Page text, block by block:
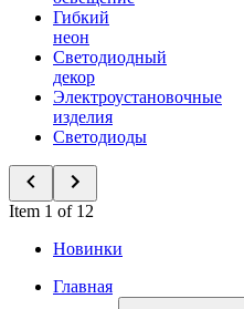
Гибкий
неон
Светодиодный
декор
Электроустановочные
изделия
Светодиоды
Item 1 of 12
Новинки
Главная